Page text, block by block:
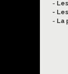
-
-
- La